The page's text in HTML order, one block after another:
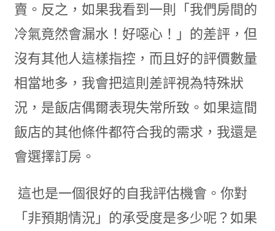
賣。反之，如果我看到一則「我們房間的
冷氣竟然會漏水！好噁心！」的差評，但
沒有其他人這樣指控，而且好的評價數量
相當地多，我會把這則差評視為特殊狀
況，是飯店偶爾表現失常所致。如果這間
飯店的其他條件都符合我的需求，我還是
會選擇訂房。
這也是一個很好的自我評估機會。你對
「非預期情況」的承受度是多少呢？如果